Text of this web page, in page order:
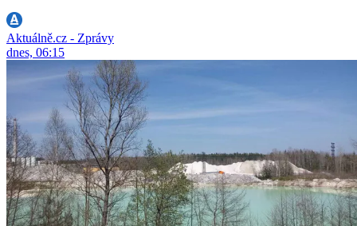
Aktuálně.cz - Zprávy
dnes, 06:15